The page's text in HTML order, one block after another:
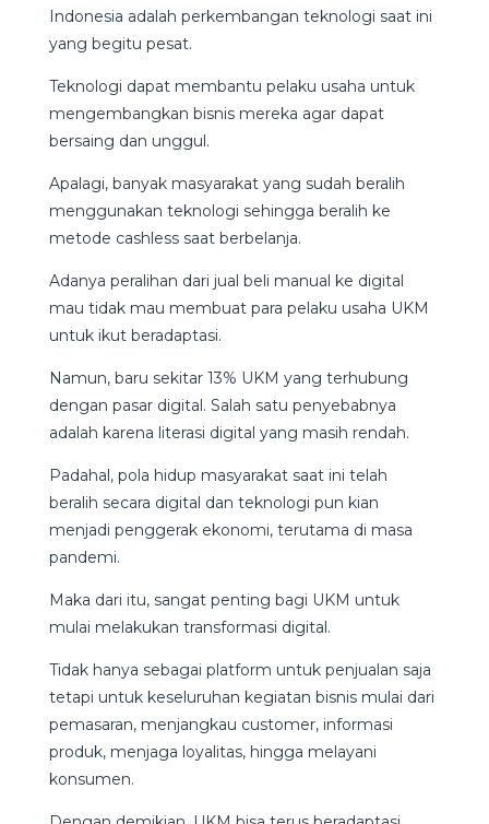
Indonesia adalah perkembangan teknologi saat ini
yang begitu pesat.
Teknologi dapat membantu pelaku usaha untuk
mengembangkan bisnis mereka agar dapat
bersaing dan unggul.
Apalagi, banyak masyarakat yang sudah beralih
menggunakan teknologi sehingga beralih ke
metode cashless saat berbelanja.
Adanya peralihan dari jual beli manual ke digital
mau tidak mau membuat para pelaku usaha UKM
untuk ikut beradaptasi.
Namun, baru sekitar 13% UKM yang terhubung
dengan pasar digital. Salah satu penyebabnya
adalah karena literasi digital yang masih rendah.
Padahal, pola hidup masyarakat saat ini telah
beralih secara digital dan teknologi pun kian
menjadi penggerak ekonomi, terutama di masa
pandemi.
Maka dari itu, sangat penting bagi UKM untuk
mulai melakukan transformasi digital.
Tidak hanya sebagai platform untuk penjualan saja
tetapi untuk keseluruhan kegiatan bisnis mulai dari
pemasaran, menjangkau customer, informasi
produk, menjaga loyalitas, hingga melayani
konsumen.